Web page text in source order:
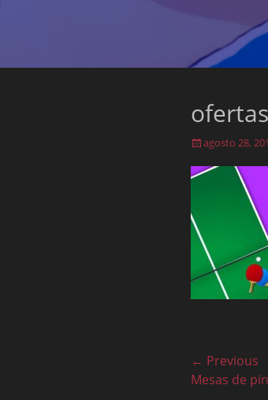
Posted
agosto 28,
de
← Previous
Previous
Mesas de